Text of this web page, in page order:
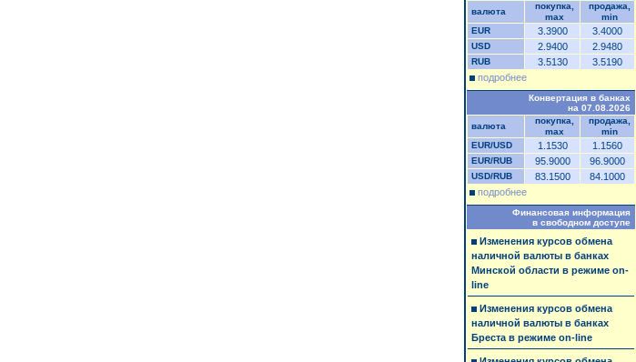
валюта
покупка,
max
продажа,
min
EUR
3.3900 3.4000
USD 2.9400 2.9480
RUB 3.5130
3.5190
подробнее
Конвертация в банках
на 07.08.2026
валюта
покупка,
max
продажа,
min
EUR/USD
1.1530 1.1560
EUR/RUB 95.9000 96.9000
USD/RUB 83.1500
84.1000
подробнее
Финансовая информация
в свободном доступе
Изменения курсов обмена
наличной валюты в банках
Минской области в режиме on-
line
Изменения курсов обмена
наличной валюты в банках
Бреста в режиме on-line